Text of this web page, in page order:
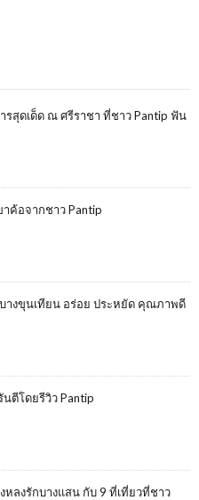
รสุดเด็ด ณ ศรีราชา ที่ชาว Pantip ฟัน
าค้อจากชาว Pantip
างขุนเทียน อร่อย ประหยัด คุณภาพดี
ตีโดยรีวิว Pantip
หลงรักบางแสน กับ 9 ที่เที่ยวที่ชาว